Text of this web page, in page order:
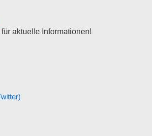
aktuelle Informationen!